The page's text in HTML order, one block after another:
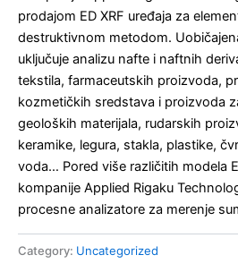
prodajom ED XRF uređaja za
destruktivnom metodom.
uključuje analizu nafte i naftnih
tekstila, farmaceutskih proizvoda,
kozmetičkih sredstava i proizvoda
geoloških materijala, rudarskih
keramike, legura, stakla, plastike,
voda… Pored više različitih modela
kompanije Applied Rigaku
procesne analizatore za merenje
Category: Uncategorized